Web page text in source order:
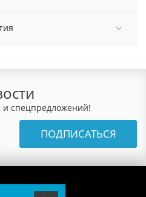
и спецпредложений!
ПОДПИСАТЬСЯ